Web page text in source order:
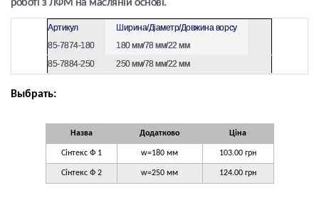
роботі з ЛФМ на масляній основі.
Артикул
Ширина/Діаметр/Довжина ворсу
85-7874-180
180 мм/78 мм/22 мм
85-7884-250
250 мм/78 мм/22 мм
Выбрать:
Назва Додатково Ціна
Сінтекс Ф 1 w=180 мм 103.00 грн
Сінтекс Ф 2 w=250 мм 124.00 грн